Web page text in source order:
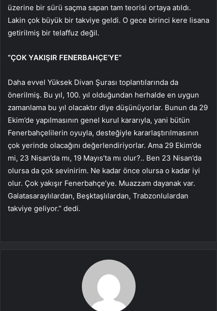
üzerine bir sürü saçma sapan tam teorisi ortaya atıldı.
Lakin çok büyük bir takviye geldi. O gece birinci kere lisana
getirilmiş bir telaffuz değil.
“ÇOK YAKIŞIR FENERBAHÇE’YE”
Daha evvel Yüksek Divan Şurası toplantılarında da
önerilmiş. Bu yıl, 100. yıl olduğundan herhalde en uygun
zamanlama bu yıl olacaktır diye düşünüyorlar. Bunun da 29
Ekim’de yapılmasının genel kurul kararıyla, yani bütün
Fenerbahçelilerin oyuyla, desteğiyle kararlaştırılmasının
çok yerinde olacağını değerlendiriyorlar. Ama 29 Ekim’de
mi, 23 Nisan’da mı, 19 Mayıs’ta mı olur?.. Ben 23 Nisan’da
olursa da çok sevinirim. Ne kadar önce olursa o kadar iyi
olur. Çok yakışır Fenerbahçe’ye. Muazzam dayanak var.
Galatasaraylılardan, Beşktaşlılardan, Trabzonlulardan
takviye geliyor.” dedi.